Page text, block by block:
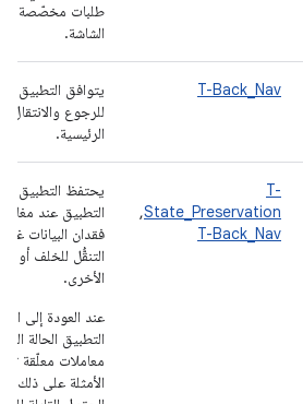
طلبات مخصّصة
الشاشة.
T-Back_Nav
يتوافق التطبيق
للرجوع والانتقال
الرئيسية.
T-
State_Preservation
,
T-Back_Nav
يحتفظ التطبيق
التطبيق عند
فقدان البيانات
التنقُّل للخلف أو
الأخرى.
عند العودة إلى
التطبيق الحالة
معاملات معلّقة
الأمثلة على ذلك